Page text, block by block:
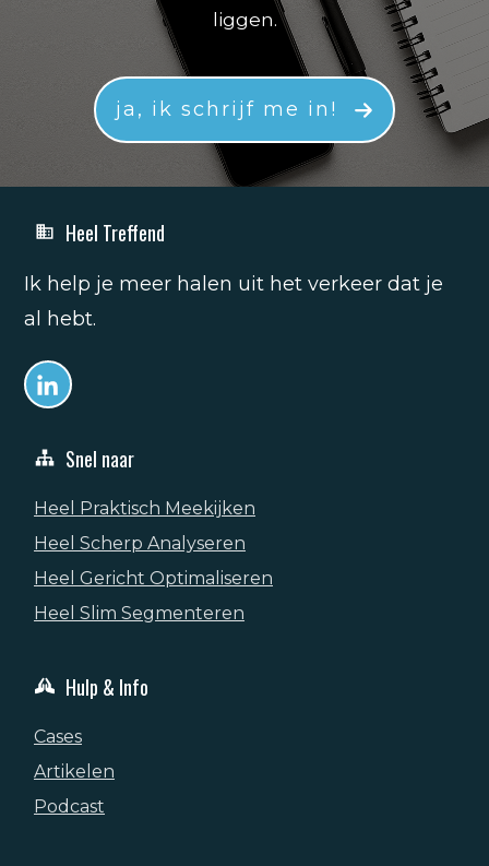
liggen.
ja, ik schrijf me in!
Heel Treffend
Ik help je meer halen uit het verkeer dat je
al hebt.
Snel naar
Heel Praktisch Meekijken
Heel Scherp Analyseren
Heel Gericht Optimaliseren
Heel Slim Segmenteren
Hulp & Info
Cases
Artikelen
Podcast